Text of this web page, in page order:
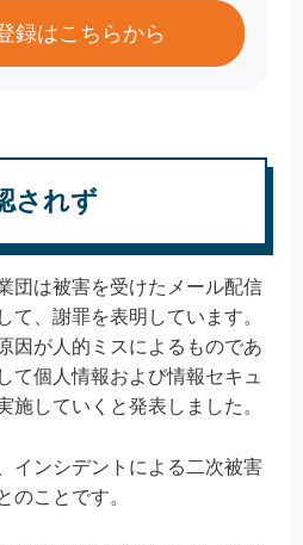
録はこちらから
されず
団は被害を受けたメール配信
て、謝罪を表明しています。
因が人的ミスによるものであ
て個人情報および情報セキュ
施していくと発表しました。
インシデントによる二次被害
のことです。